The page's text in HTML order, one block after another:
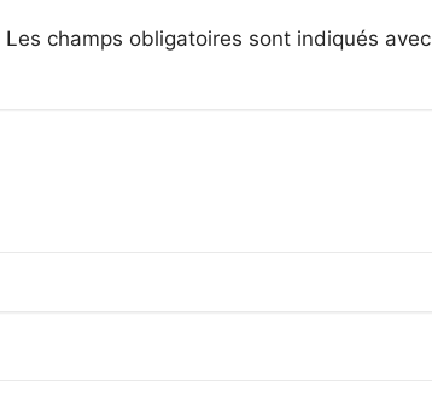
Les champs obligatoires sont indiqués avec